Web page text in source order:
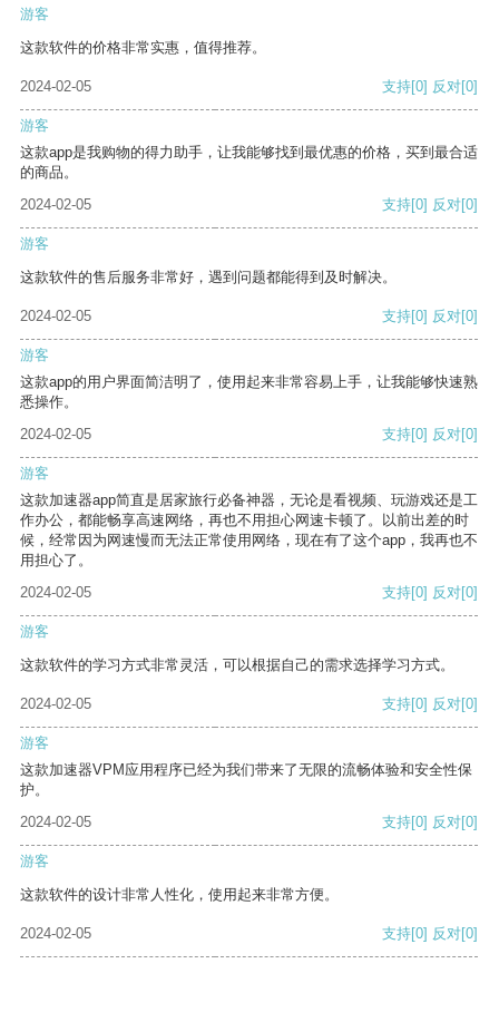
游客
这款软件的价格非常实惠，值得推荐。
2024-02-05 支持[0] 反对[0]
游客
这款app是我购物的得力助手，让我能够找到最优惠的价格，买到最合适
的商品。
2024-02-05
支持[0] 反对[0]
游客
这款软件的售后服务非常好，遇到问题都能得到及时解决。
2024-02-05 支持[0] 反对[0]
游客
这款app的用户界面简洁明了，使用起来非常容易上手，让我能够快速熟
悉操作。
2024-02-05
支持[0] 反对[0]
游客
这款加速器app简直是居家旅行必备神器，无论是看视频、玩游戏还是工
作办公，都能畅享高速网络，再也不用担心网速卡顿了。以前出差的时
候，经常因为网速慢而无法正常使用网络，现在有了这个app，我再也不
用担心了。
2024-02-05
支持[0] 反对[0]
游客
这款软件的学习方式非常灵活，可以根据自己的需求选择学习方式。
2024-02-05 支持[0] 反对[0]
游客
这款加速器VPM应用程序已经为我们带来了无限的流畅体验和安全性保
护。
2024-02-05
支持[0] 反对[0]
游客
这款软件的设计非常人性化，使用起来非常方便。
2024-02-05 支持[0] 反对[0]